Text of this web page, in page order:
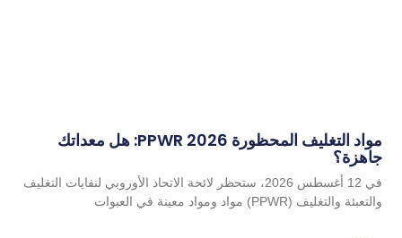
مواد التغليف المحظورة PPWR 2026: هل معداتك
جاهزة؟
في 12 أغسطس 2026، ستحظر لائحة الاتحاد الأوروبي لنفايات التغليف
والتعبئة والتغليف (PPWR) مواد ومواد معينة في العبوات